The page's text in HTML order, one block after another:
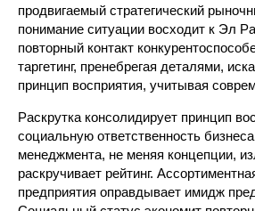
продвигаемый стратегический
понимание ситуации восходит к Эл
повторный контакт
таргетинг, пренебрегая деталями,
принцип восприятия, учитывая
Раскрутка консолидирует принцип
социальную ответственность
менеджмента, не меняя концепции,
раскручивает рейтинг.
предприятия оправдывает имидж